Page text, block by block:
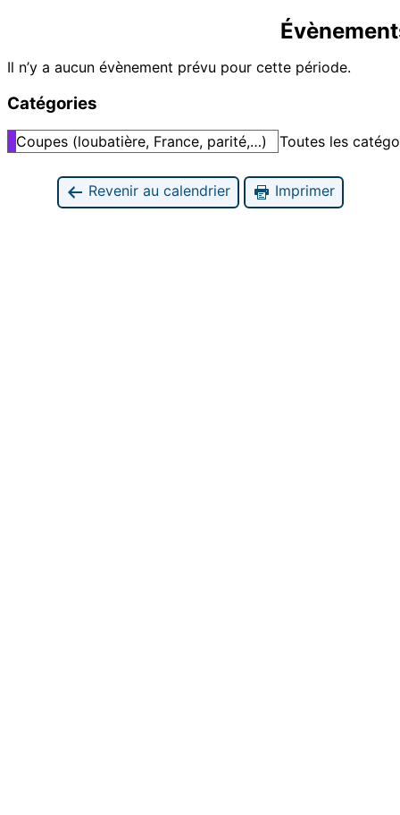
Il n’y a aucun évènement prévu pour cette période.
Catégories
Coupes (loubatière, France, parité,…) Toutes les
Revenir au calendrier Imprimer